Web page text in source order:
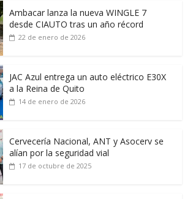
Ambacar lanza la nueva WINGLE 7
desde CIAUTO tras un año récord
22 de enero de 2026
JAC Azul entrega un auto eléctrico E30X
a la Reina de Quito
14 de enero de 2026
Cervecería Nacional, ANT y Asocerv se
alían por la seguridad vial
17 de octubre de 2025